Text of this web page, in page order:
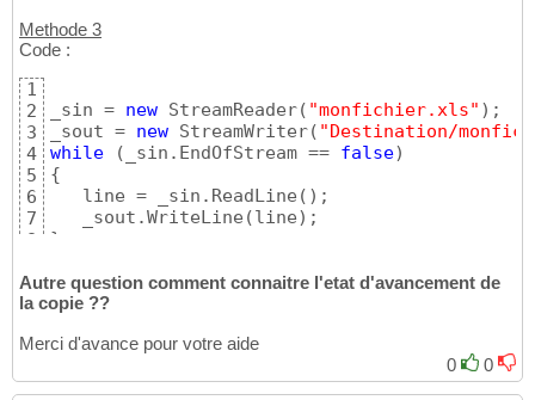
Methode 3
Code :
1
2
3
4
5
6
7
8
_sin = new StreamReader( "monfichier.xls" ) ;
_sout = new StreamWriter( "Destination/
while
( _sin.EndOfStream == false)
{
   line = _sin.ReadLine
( ) ;
   _sout.WriteLine
(line)
}
Autre question comment connaitre l'etat d'avancement de
la copie ??
Merci d'avance pour votre aide
0
0